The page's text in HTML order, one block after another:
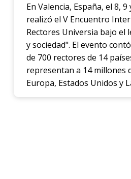
En Valencia, España, el 8, 9
realizó el V Encuentro
Rectores Universia bajo el
y sociedad". El evento
de 700 rectores de 14
representan a 14 millones
Europa, Estados Unidos y